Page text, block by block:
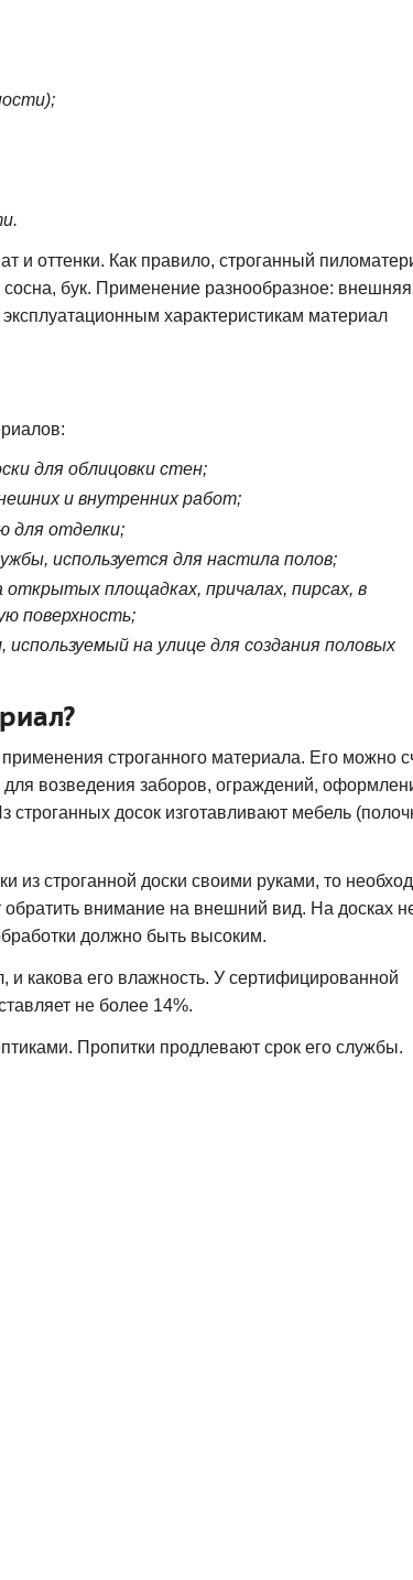
и оттенки. Как правило, строганный
сосна, бук. Применение разнообразное:
характеристикам материал
для облицовки стен;
и внутренних работ;
для отделки;
используется для настила полов;
открытых площадках, причалах, пирсах, в
поверхность;
на улице для создания половых
строганного материала. Его можно
возведения заборов, ограждений,
досок изготавливают мебель
из строганной доски своими руками, то
внимание на внешний вид. На досках
должно быть высоким.
какова его влажность. У сертифицированной
не более 14%.
Пропитки продлевают срок его службы.